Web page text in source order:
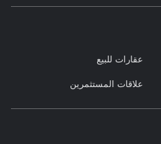
عقارات للبيع
علاقات المستثمرين